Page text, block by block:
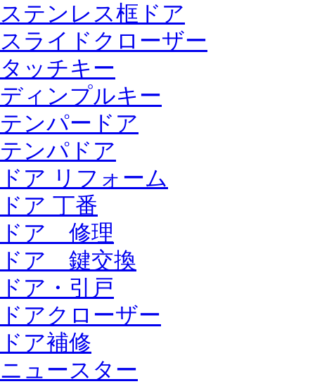
ステンレス框ドア
スライドクローザー
タッチキー
ディンプルキー
テンパードア
テンパドア
ドア リフォーム
ドア 丁番
ドア 修理
ドア 鍵交換
ドア・引戸
ドアクローザー
ドア補修
ニュースター